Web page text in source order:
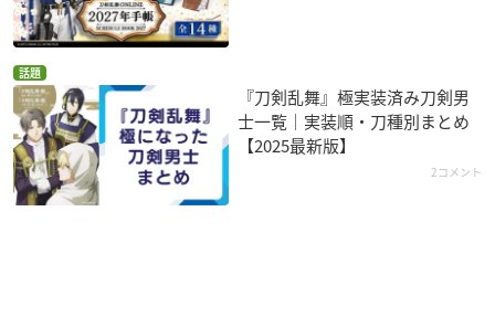
話題
『刀剣乱舞』極実装済み刀剣男
士一覧｜実装順・刀種別まとめ
【2025最新版】
2コメント